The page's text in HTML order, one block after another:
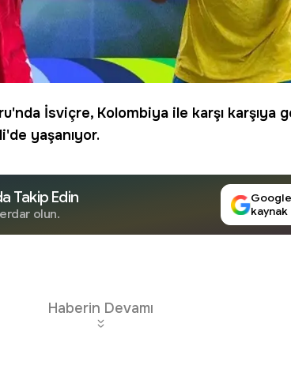
İsviçre, Kolombiya ile karşı karşıya
'de yaşanıyor.
Takip Edin
olun.
Haberin Devamı